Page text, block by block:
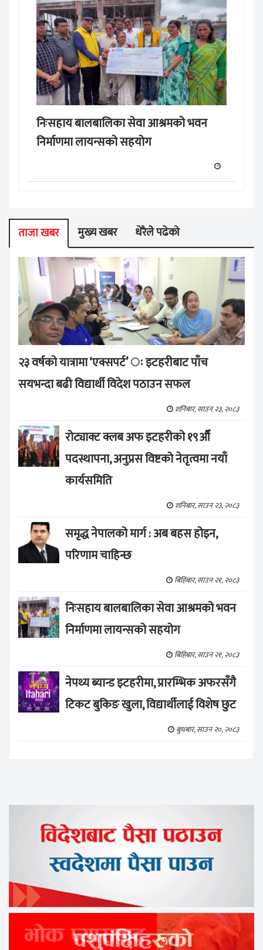
निःसहाय बालबालिका सेवा आश्रमको भवन
निर्माणमा लायन्सको सहयोग
ताजा खबर मुख्य खबर धेरैले पढेको
२३ वर्षको यात्रामा ‘एक्सपर्ट’ ः इटहरीबाट पाँच
सयभन्दा बढी विद्यार्थी विदेश पठाउन सफल
शनिबार, साउन २३, २०८३
रोट्याक्ट क्लब अफ इटहरीको १९औँ
पदस्थापना, अनुप्रस विष्टको नेतृत्वमा नयाँ
कार्यसमिति
शनिबार, साउन २३, २०८३
समृद्ध नेपालको मार्ग : अब बहस होइन,
परिणाम चाहिन्छ
बिहिबार, साउन २१, २०८३
निःसहाय बालबालिका सेवा आश्रमको भवन
निर्माणमा लायन्सको सहयोग
बिहिबार, साउन २१, २०८३
नेपथ्य ब्यान्ड इटहरीमा, प्रारम्भिक अफरसँगै
टिकट बुकिङ खुला, विद्यार्थीलाई विशेष छुट
बुधबार, साउन २०, २०८३